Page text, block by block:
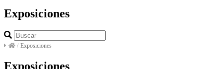
Exposiciones
/ Exposiciones
Exposiciones